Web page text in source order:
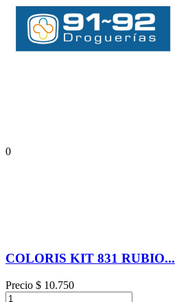
0
COLORIS KIT 831 RUBIO...
Precio $ 10.750